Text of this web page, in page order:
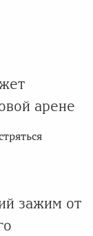
арене
зажим от